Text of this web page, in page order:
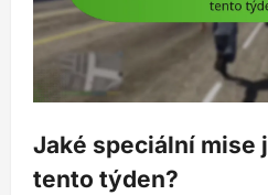
Jaké speciální mise
tento týden?